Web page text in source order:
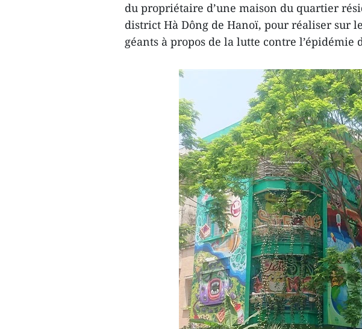
du propriétaire d’une maison du quartier
district Hà Dông de Hanoï, pour réaliser sur
géants à propos de la lutte contre l’épidémie